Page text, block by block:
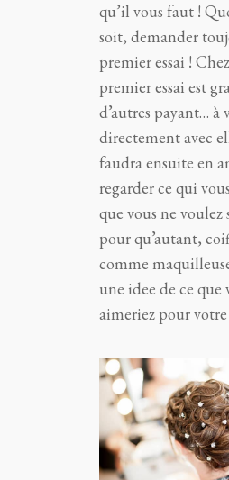
qu’il vous faut !
soit, demander
premier essai !
premier essai est
d’autres payant… à
directement avec
faudra ensuite en
regarder ce qui
que vous ne voulez
pour qu’autant,
comme
une idee de ce que
aimeriez pour